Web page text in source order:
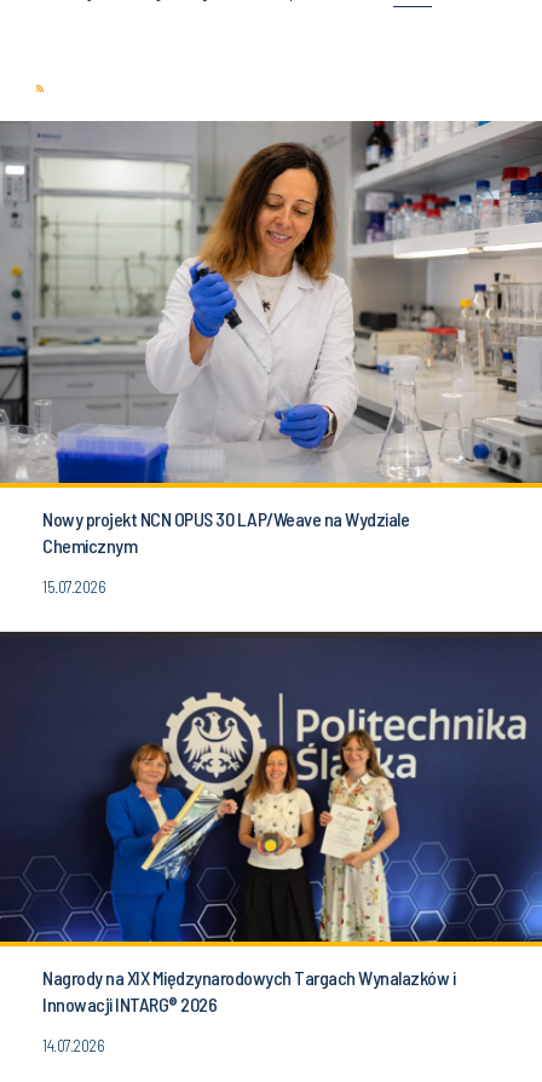
Nowy projekt NCN OPUS 30 LAP/Weave na Wydziale
Chemicznym
15.07.2026
Nagrody na XIX Międzynarodowych Targach Wynalazków i
Innowacji INTARG® 2026
14.07.2026